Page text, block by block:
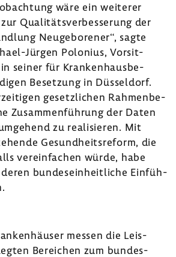
wäre ein weiterer
Quali­täts­ver­bes­se­rung der
Neuge­bo­rener“, sagte
​Jürgen Polo­nius, Vorsit­
in seiner für Kran­ken­haus­be­
Beset­zung in Düssel­dorf.
gesetz­li­chen Rahmen­be­
Zusam­men­füh­rung der Daten
zu reali­sieren. Mit
Gesund­heits­re­form, die
verein­fa­chen würde, habe
deren bundes­ein­heit­liche Einfüh­
messen die Leis­
Berei­chen zum bundes­